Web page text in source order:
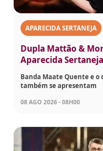
APARECIDA SERTANEJA
Dupla Mattão &
Aparecida Sertaneja
Banda Maate Quente e o
também se apresentam
08 AGO 2026 - 08H00